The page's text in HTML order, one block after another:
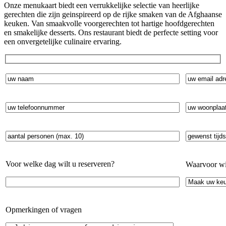
Onze menukaart biedt een verrukkelijke selectie van heerlijke
gerechten die zijn geinspireerd op de rijke smaken van de Afghaanse
keuken. Van smaakvolle voorgerechten tot hartige hoofdgerechten
en smakelijke desserts. Ons restaurant biedt de perfecte setting voor
een onvergetelijke culinaire ervaring.
Voor welke dag wilt u reserveren? Waarvoor
Opmerkingen of vragen